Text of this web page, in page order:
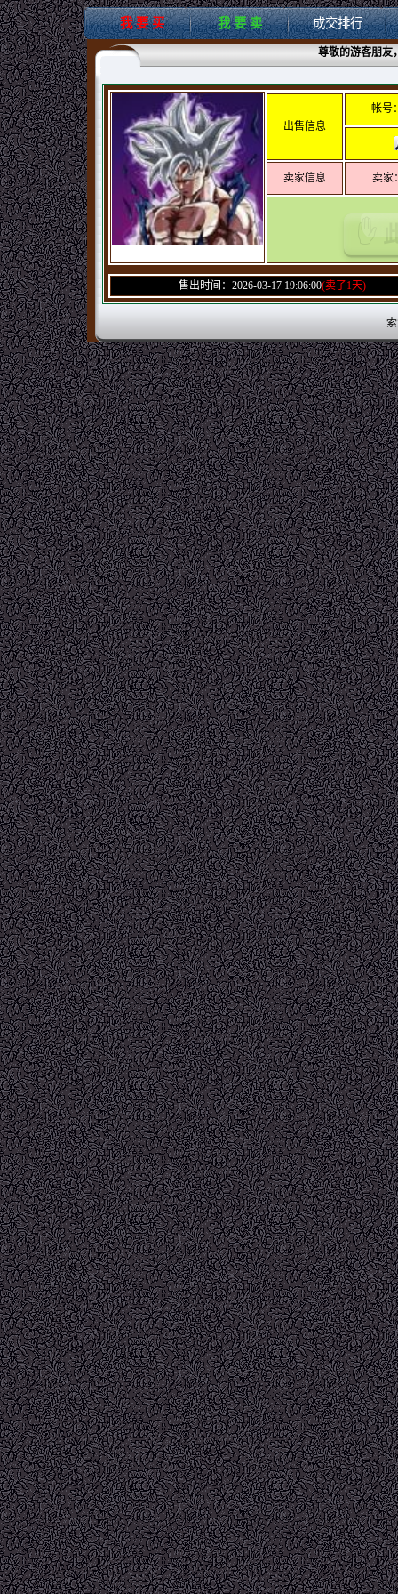
我 要 买 我 要 卖 成交排行
尊敬的游客朋友
出售信息
帐号
卖家信息 卖家
售出时间：2026-03-17 19:06:00(卖了1天)